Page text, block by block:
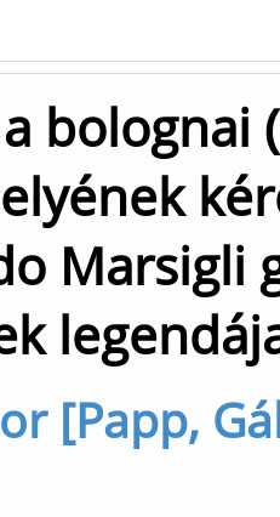
bolognai
Marsigli
[Papp,